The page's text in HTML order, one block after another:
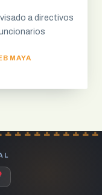
a directivos
MAYA